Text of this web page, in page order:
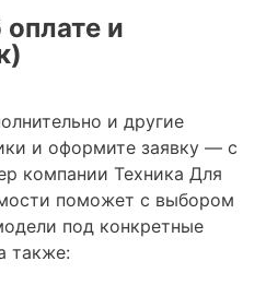
и
и другие
и оформите заявку — с
компании Техника Для
поможет с выбором
под конкретные
также: